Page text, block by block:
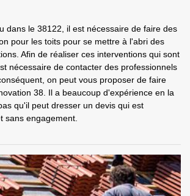
dans le 38122, il est nécessaire de faire des
pour les toits pour se mettre à l'abri des
Afin de réaliser ces interventions qui sont
nécessaire de contacter des professionnels
on peut vous proposer de faire
38. Il a beaucoup d'expérience en la
qu'il peut dresser un devis qui est
sans engagement.